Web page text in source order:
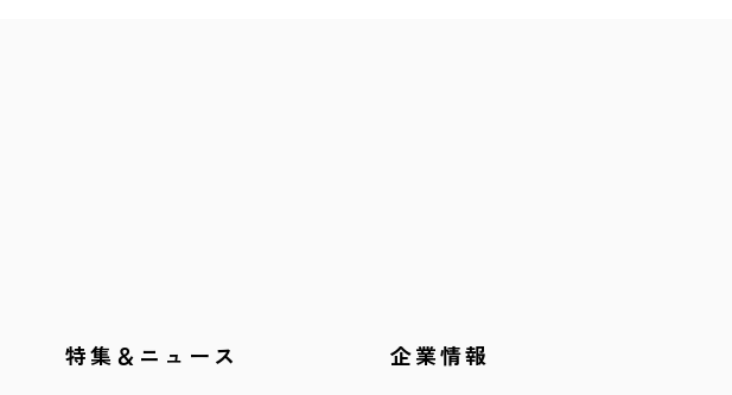
特集＆ニュース 企業情報